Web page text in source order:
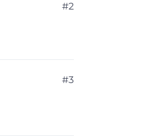
#2
#3